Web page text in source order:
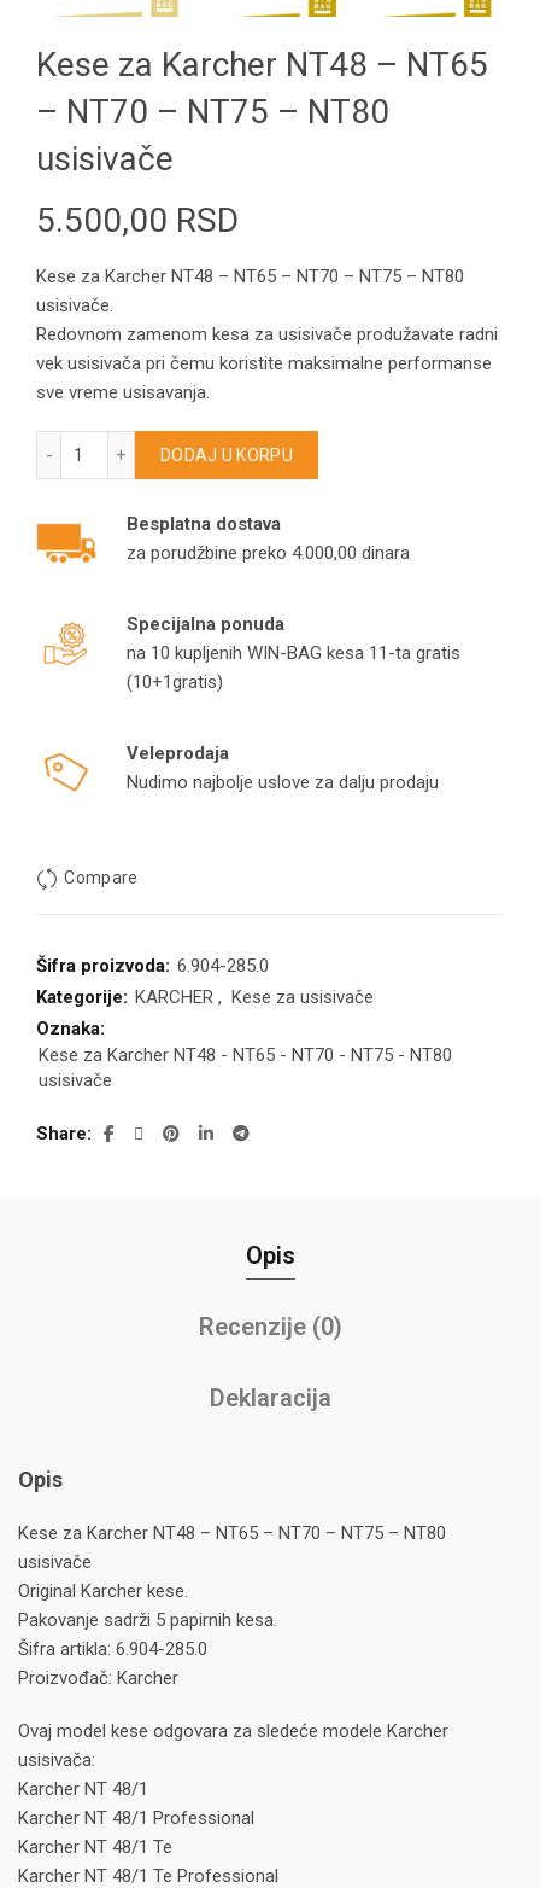
Kese za Karcher NT48 – NT65
– NT70 – NT75 – NT80
usisivače
5.500,00 RSD
Kese za Karcher NT48 – NT65 – NT70 – NT75 – NT80
usisivače.
Redovnom zamenom kesa za usisivače produžavate radni
vek usisivača pri čemu koristite maksimalne performanse
sve vreme usisavanja.
Kese za Karcher NT48 – NT65 – NT70 – NT75 – NT80
DODAJ U KORPU
Besplatna dostava
za porudžbine preko 4.000,00 dinara
Specijalna ponuda
na 10 kupljenih WIN-BAG kesa 11-ta gratis
(10+1gratis)
Veleprodaja
Nudimo najbolje uslove za dalju prodaju
Compare
Šifra proizvoda: 6.904-285.0
Kategorije: KARCHER ,
Kese za usisivače
Oznaka:
Kese za Karcher NT48 - NT65 - NT70 - NT75 - NT80
usisivače
Share
Opis
Recenzije (0)
Deklaracija
Opis
Kese za Karcher NT48 – NT65 – NT70 – NT75 – NT80
usisivače
Original Karcher kese.
Pakovanje sadrži 5 papirnih kesa.
Šifra artikla: 6.904-285.0
Proizvođač: Karcher
Ovaj model kese odgovara za sledeće modele Karcher
usisivača:
Karcher NT 48/1
Karcher NT 48/1 Professional
Karcher NT 48/1 Te
Karcher NT 48/1 Te Professional